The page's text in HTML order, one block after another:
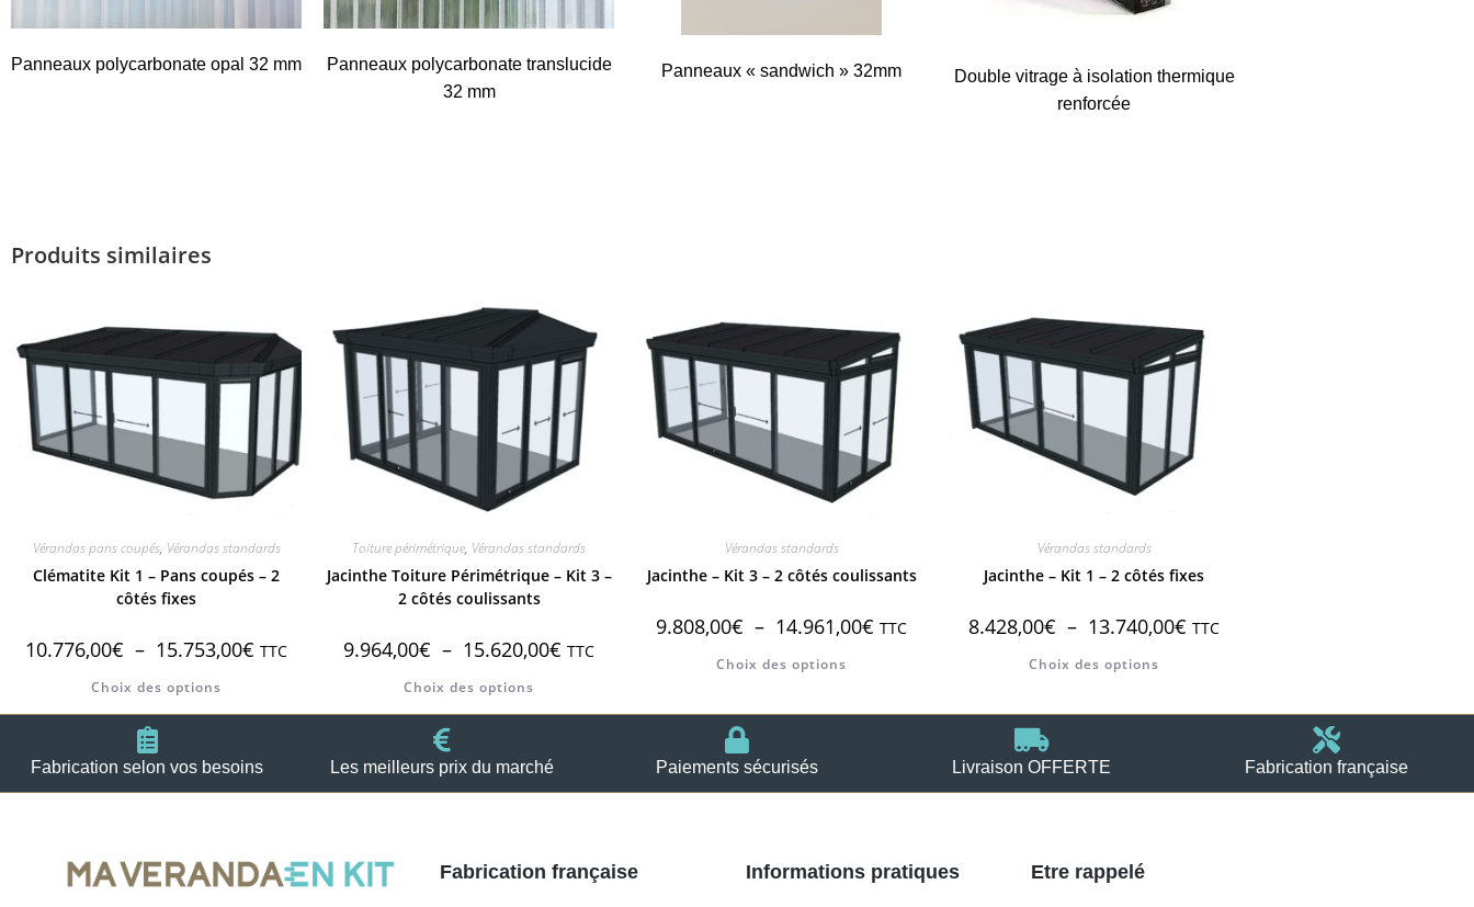
Panneaux polycarbonate opal 32 mm
Panneaux polycarbonate translucide
32 mm
Panneaux « sandwich » 32mm
Double vitrage à isolation thermique
renforcée
Produits similaires
Vérandas pans coupés, Vérandas standards
Clématite Kit 1 – Pans coupés – 2
côtés fixes
10.776,00€ – 15.753,00€ TTC
Choix des options
Toiture périmétrique, Vérandas standards
Jacinthe Toiture Périmétrique – Kit 3 –
2 côtés coulissants
9.964,00€ – 15.620,00€ TTC
Choix des options
Vérandas standards
Jacinthe – Kit 3 – 2 côtés coulissants
9.808,00€ – 14.961,00€ TTC
Choix des options
Vérandas standards
Jacinthe – Kit 1 – 2 côtés fixes
8.428,00€ – 13.740,00€ TTC
Choix des options
Fabrication selon vos besoins Les meilleurs prix du marché Paiements sécurisés Livraison OFFERTE Fabrication française
Fabrication française Informations pratiques Etre rappelé